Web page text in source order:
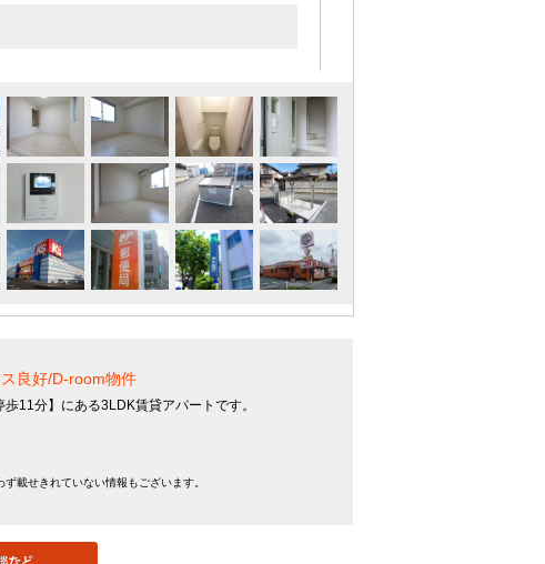
良好/D-room物件
分】にある3LDK賃貸アパートです。
載せきれていない情報もございます。